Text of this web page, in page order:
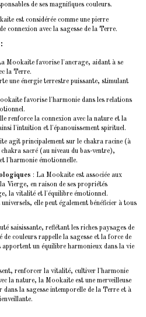
de ses magnifiques couleurs.
est considérée comme une pierre
connexion avec la sagesse de la Terre.
:
Mookaite favorise l'ancrage, aidant à se
la Terre.
une énergie terrestre puissante, stimulant
favorise l'harmonie dans les relations
renforce la connexion avec la nature et la
l'intuition et l'épanouissement spirituel.
agit principalement sur le chakra racine (à
sacré (au niveau du bas-ventre),
l'harmonie émotionnelle.
: La Mookaite est associée aux
Vierge, en raison de ses propriétés
la vitalité et l'équilibre émotionnel.
elle peut également bénéficier à tous
saisissante, reflétant les riches paysages de
couleurs rappelle la sagesse et la force de
un équilibre harmonieux dans la vie
renforcer la vitalité, cultiver l'harmonie
la nature, la Mookaite est une merveilleuse
dans la sagesse intemporelle de la Terre et à